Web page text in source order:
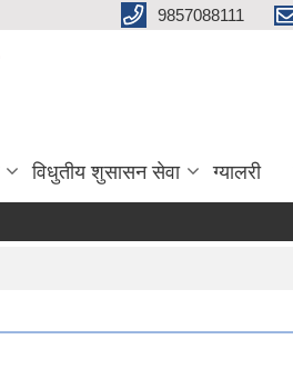
9857088111
विधुतीय शुसासन सेवा ग्यालरी